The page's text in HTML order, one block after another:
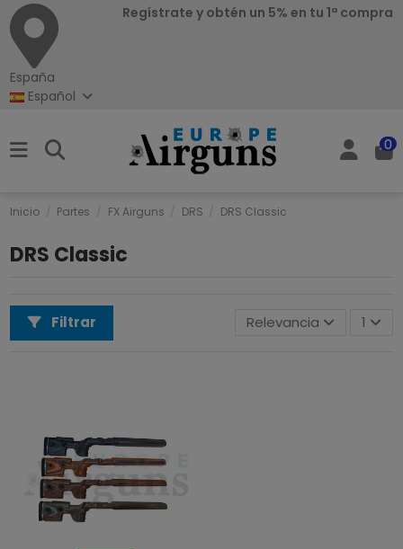
España
Regístrate y obtén un 5% en tu 1ª compra
Español
0
Inicio Partes FX Airguns DRS DRS Classic
DRS Classic
Filtrar Relevancia 1